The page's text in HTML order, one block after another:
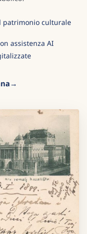
patrimonio culturale
assistenza AI